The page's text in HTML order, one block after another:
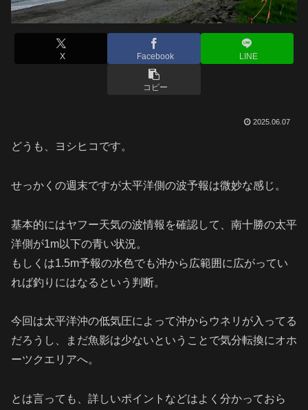
X Facebook LINE
コピー
2025.06.07
どうも、ヨシヒコです。
せっかくの週末ですが太平洋側の波予報は微妙な感じ。
基本的にはヤフー天気の波情報を確認して、南十勝の太平
洋側が1m以下の青い状況。
もしくは1.5m予報の水色でも沖から広範囲に広がってい
れば釣りにはなるという判断。
今回は太平洋沖の低気圧によって沖からウネリが入ってる
だろうし、まだ魚影は少ないということで気分転換にオホ
ーツクエリアへ。
とは言っても、詳しいポイントなどはよく分かっておら